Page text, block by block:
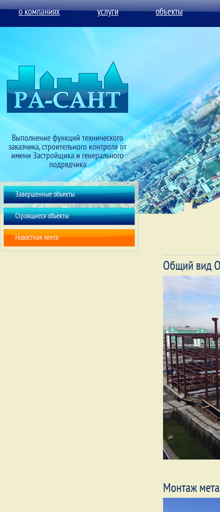
о компаниях услуги объекты
Выполнение функций технического
заказчика, строительного контроля от
имени Застройщика и генерального
подрядчика
Завершенные объекты
Строящиеся объекты
Новостная лента
Общий вид
Монтаж